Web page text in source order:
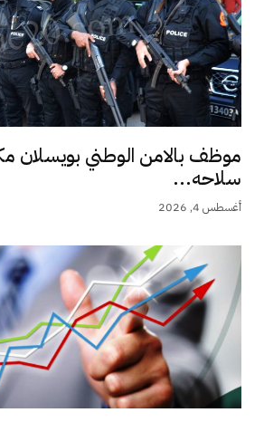
موظف بالامن الوطني بويسلان
سلاحه...
أغسطس 4, 2026